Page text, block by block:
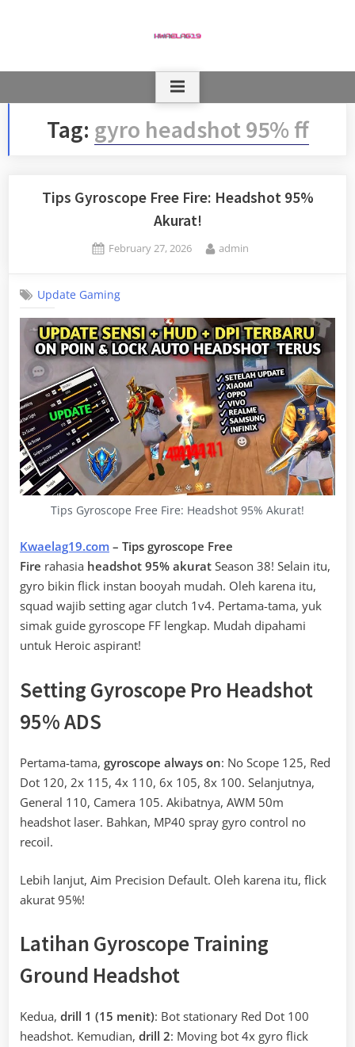
Tag: gyro headshot 95% ff
Tips Gyroscope Free Fire: Headshot 95%
Akurat!
Posted
February 27, 2026 By
admin
Update Gaming
Tips Gyroscope Free Fire: Headshot 95% Akurat!
Kwaelag19.com – Tips gyroscope Free
Fire rahasia headshot 95% akurat Season 38! Selain itu,
gyro bikin flick instan booyah mudah. Oleh karena itu,
squad wajib setting agar clutch 1v4. Pertama-tama, yuk
simak guide gyroscope FF lengkap. Mudah dipahami
untuk Heroic aspirant!
Setting Gyroscope Pro Headshot
95% ADS
Pertama-tama, gyroscope always on: No Scope 125, Red
Dot 120, 2x 115, 4x 110, 6x 105, 8x 100. Selanjutnya,
General 110, Camera 105. Akibatnya, AWM 50m
headshot laser. Bahkan, MP40 spray gyro control no
recoil.
Lebih lanjut, Aim Precision Default. Oleh karena itu, flick
akurat 95%!
Latihan Gyroscope Training
Ground Headshot
Kedua, drill 1 (15 menit): Bot stationary Red Dot 100
headshot. Kemudian, drill 2: Moving bot 4x gyro flick